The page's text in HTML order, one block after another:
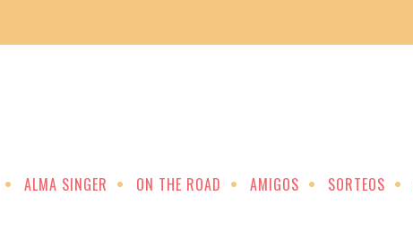
ALMA SINGER ON THE ROAD AMIGOS SORTEOS